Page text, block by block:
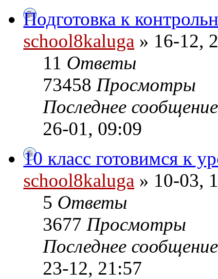
Подготовка к
school8kaluga » 16-12,
11 Ответы
73458 Просмотры
Последнее
26-01, 09:09
10 класс готовимся к
school8kaluga » 10-03,
5 Ответы
3677 Просмотры
Последнее
23-12, 21:57